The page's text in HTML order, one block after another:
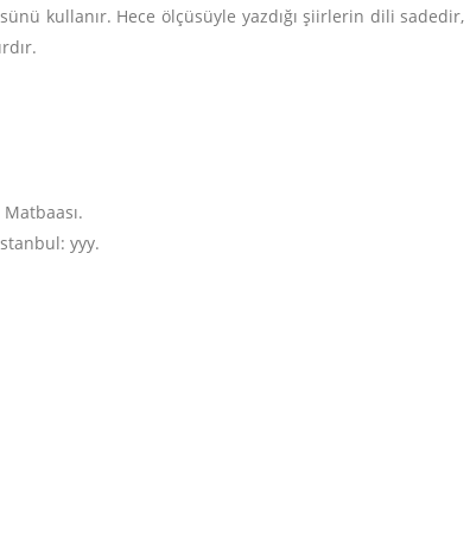
kullanır. Hece ölçüsüyle yazdığı şiirlerin dili sadedir,
yyy.